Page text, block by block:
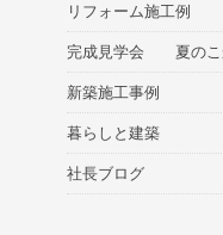
リフォーム施工例
完成見学会 夏のこ
新築施工事例
暮らしと建築
社長ブログ